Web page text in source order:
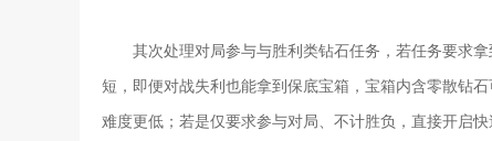
其次处理对局参与与胜利类钻石任务，若任务要求
短，即便对战失利也能拿到保底宝箱，宝箱内含零散钻
难度更低；若是仅要求参与对局、不计胜负，直接开启